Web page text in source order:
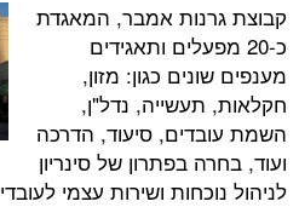
אמבר, המאגדת
ותאגידים
כגון: מזון,
נדל"ן,
סיעוד, הדרכה
בפתרון של סינריון
ושירות עצמי לעובדים ומנהלים.